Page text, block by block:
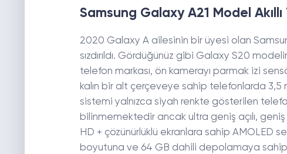
Samsung Galaxy A21 Model
2020 Galaxy A ailesinin bir üyesi olan
sızdırıldı. Gördüğünüz gibi Galaxy S20
telefon markası, ön kamerayı parmak izi
kalın bir alt çerçeveye sahip telefonlarda 3,5
sistemi yalnızca siyah renkte gösterilen
bilinmemektedir ancak ultra geniş açılı,
HD + çözünürlüklü ekranlara sahip AMOLED
boyutuna ve 64 GB dahili depolamaya